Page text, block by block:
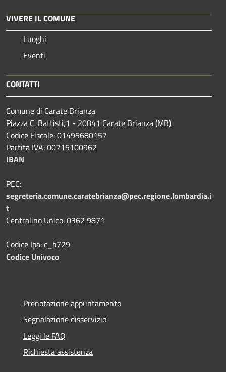
VIVERE IL COMUNE
Luoghi
Eventi
CONTATTI
Comune di Carate Brianza
Piazza C. Battisti,1 - 20841 Carate Brianza (MB)
Codice Fiscale: 01495680157
Partita IVA: 00715100962
IBAN
PEC:
segreteria.comune.caratebrianza@pec.regione.lombardia.i
t
Centralino Unico: 0362 9871
Codice Ipa: c_b729
Codice Univoco
Prenotazione appuntamento
Segnalazione disservizio
Leggi le FAQ
Richiesta assistenza